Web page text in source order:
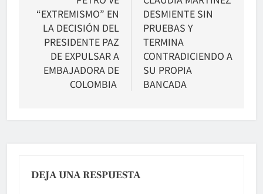
entradas
“EXTREMISMO” EN
LA DECISIÓN DEL
PRESIDENTE PAZ
DE EXPULSAR A
EMBAJADORA DE
COLOMBIA
DESMIENTE SIN
PRUEBAS Y
TERMINA
CONTRADICIENDO A
SU PROPIA
BANCADA
DEJA UNA RESPUESTA